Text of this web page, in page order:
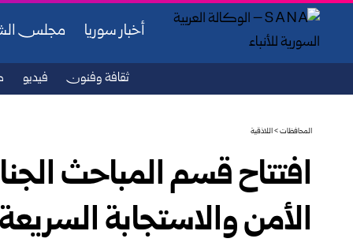
أخبار سوريا مجلس
ثقافة وفنون فيديو
المحافظات>اللاذقية
افتتاح قسم المباحث
الأمن والاستجابة السريعة